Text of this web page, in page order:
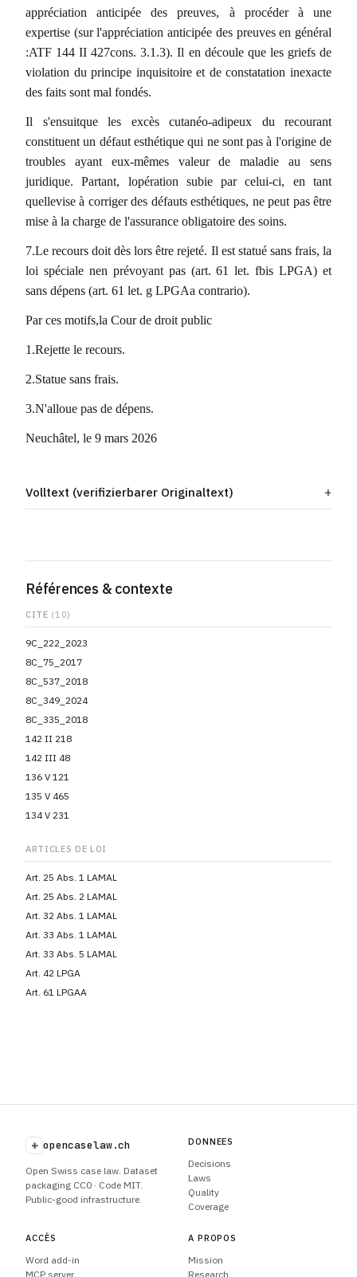
appréciation anticipée des preuves, à procéder à une
expertise (sur l'appréciation anticipée des preuves en général
:ATF 144 II 427cons. 3.1.3). Il en découle que les griefs de
violation du principe inquisitoire et de constatation inexacte
des faits sont mal fondés.
Il s'ensuitque les excès cutanéo-adipeux du recourant
constituent un défaut esthétique qui ne sont pas à l'origine de
troubles ayant eux-mêmes valeur de maladie au sens
juridique. Partant, lopération subie par celui-ci, en tant
quellevise à corriger des défauts esthétiques, ne peut pas être
mise à la charge de l'assurance obligatoire des soins.
7.Le recours doit dès lors être rejeté. Il est statué sans frais, la
loi spéciale nen prévoyant pas (art. 61 let. fbis LPGA) et
sans dépens (art. 61 let. g LPGAa contrario).
Par ces motifs,la Cour de droit public
1.Rejette le recours.
2.Statue sans frais.
3.N'alloue pas de dépens.
Neuchâtel, le 9 mars 2026
Volltext (verifizierbarer Originaltext)
Références & contexte
CITE (10)
9C_222_2023
8C_75_2017
8C_537_2018
8C_349_2024
8C_335_2018
142 II 218
142 III 48
136 V 121
135 V 465
134 V 231
ARTICLES DE LOI
Art. 25 Abs. 1 LAMAL
Art. 25 Abs. 2 LAMAL
Art. 32 Abs. 1 LAMAL
Art. 33 Abs. 1 LAMAL
Art. 33 Abs. 5 LAMAL
Art. 42 LPGA
Art. 61 LPGAA
+ opencaselaw.ch
Open Swiss case law. Dataset
packaging CC0 · Code MIT.
Public-good infrastructure.
DONNEES
Decisions
Laws
Quality
Coverage
ACCÈS
Word add-in
MCP server
A PROPOS
Mission
Research